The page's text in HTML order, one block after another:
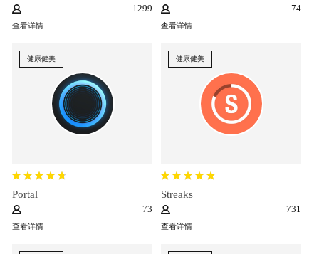
1299
查看详情
74
查看详情
健康健美
Portal
73
查看详情
健康健美
Streaks
731
查看详情